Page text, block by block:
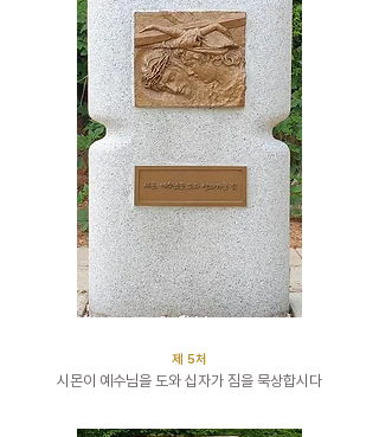
​제 5처
시몬이 예수님을 도와 십자가 짐을 묵상합시다